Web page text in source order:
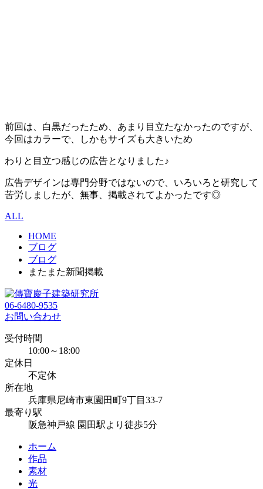
前回は、白黒だったため、あまり目立たなかったのですが、
今回はカラーで、しかもサイズも大きいため
わりと目立つ感じの広告となりました♪
広告デザインは専門分野ではないので、いろいろと研究して
苦労しましたが、無事、掲載されてよかったです◎
ALL
HOME
ブログ
ブログ
またまた新聞掲載
06-6480-9535
お問い合わせ
受付時間
10:00～18:00
定休日
不定休
所在地
兵庫県尼崎市東園田町9丁目33-7
最寄り駅
阪急神戸線 園田駅より徒歩5分
ホーム
作品
素材
光